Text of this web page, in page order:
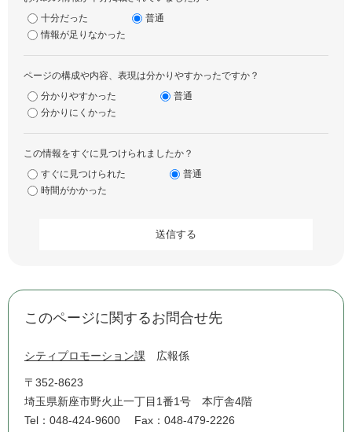
十分だった
普通
情報が足りなかった
ページの構成や内容、表現は分かりやすかったですか？
分かりやすかった
普通
分かりにくかった
この情報をすぐに見つけられましたか？
すぐに見つけられた
普通
時間がかかった
このページに関するお問合せ先
シティプロモーション課 広報係
〒352-8623
埼玉県新座市野火止一丁目1番1号 本庁舎4階
Tel：048-424-9600
Fax：048-479-2226